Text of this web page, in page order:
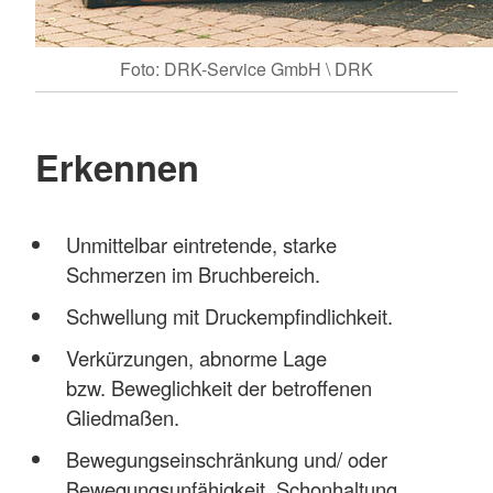
Foto: DRK-Service GmbH \ DRK
Erkennen
Unmittelbar eintretende, starke
Schmerzen im Bruchbereich.
Schwellung mit Druckempfindlichkeit.
Verkürzungen, abnorme Lage
bzw. Beweglichkeit der betroffenen
Gliedmaßen.
Bewegungseinschränkung und/ oder